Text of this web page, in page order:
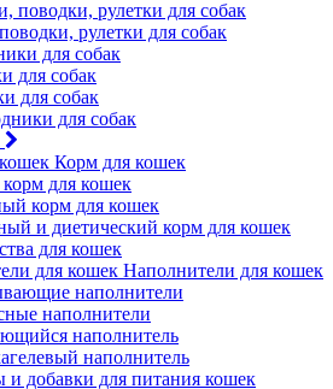
рулетки для собак
для собак
для собак
для собак
для собак
Корм для кошек
для кошек
корм для кошек
и диетический корм для кошек
для кошек
Наполнители для кошек
наполнители
наполнители
наполнитель
наполнитель